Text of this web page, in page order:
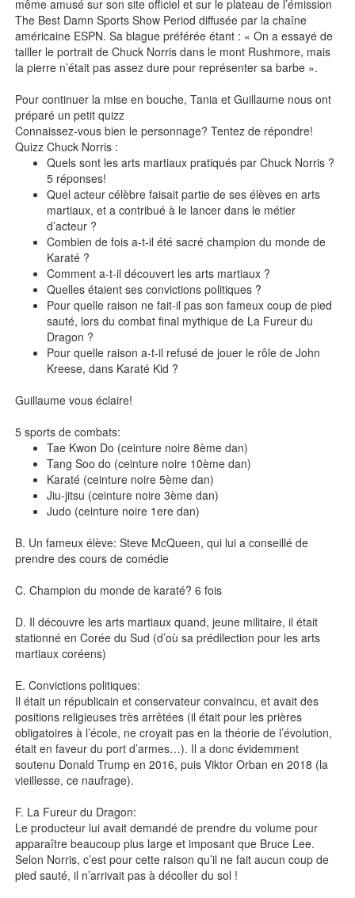
même amusé sur son site officiel et sur le plateau de l’émission
The Best Damn Sports Show Period diffusée par la chaîne
américaine ESPN. Sa blague préférée étant : « On a essayé de
tailler le portrait de Chuck Norris dans le mont Rushmore, mais
la pierre n’était pas assez dure pour représenter sa barbe ».
Pour continuer la mise en bouche, Tania et Guillaume nous ont
préparé un petit quizz
Connaissez-vous bien le personnage? Tentez de répondre!
Quizz Chuck Norris :
Quels sont les arts martiaux pratiqués par Chuck Norris ?
5 réponses!
Quel acteur célèbre faisait partie de ses élèves en arts
martiaux, et a contribué à le lancer dans le métier
d’acteur ?
Combien de fois a-t-il été sacré champion du monde de
Karaté ?
Comment a-t-il découvert les arts martiaux ?
Quelles étaient ses convictions politiques ?
Pour quelle raison ne fait-il pas son fameux coup de pied
sauté, lors du combat final mythique de La Fureur du
Dragon ?
Pour quelle raison a-t-il refusé de jouer le rôle de John
Kreese, dans Karaté Kid ?
Guillaume vous éclaire!
5 sports de combats:
Tae Kwon Do (ceinture noire 8ème dan)
Tang Soo do (ceinture noire 10ème dan)
Karaté (ceinture noire 5ème dan)
Jiu-jitsu (ceinture noire 3ème dan)
Judo (ceinture noire 1ere dan)
B. Un fameux élève: Steve McQueen, qui lui a conseillé de
prendre des cours de comédie
C. Champion du monde de karaté? 6 fois
D. Il découvre les arts martiaux quand, jeune militaire, il était
stationné en Corée du Sud (d’où sa prédilection pour les arts
martiaux coréens)
E. Convictions politiques:
Il était un républicain et conservateur convaincu, et avait des
positions religieuses très arrêtées (il était pour les prières
obligatoires à l’école, ne croyait pas en la théorie de l’évolution,
était en faveur du port d’armes…). Il a donc évidemment
soutenu Donald Trump en 2016, puis Viktor Orban en 2018 (la
vieillesse, ce naufrage).
F. La Fureur du Dragon:
Le producteur lui avait demandé de prendre du volume pour
apparaître beaucoup plus large et imposant que Bruce Lee.
Selon Norris, c’est pour cette raison qu’il ne fait aucun coup de
pied sauté, il n’arrivait pas à décoller du sol !